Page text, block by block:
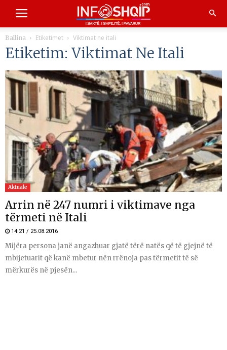
Ballina Etiketimet Viktimat ne itali
Etiketim: Viktimat Ne Itali
Aktuale
Arrin në 247 numri i viktimave nga
tërmeti në Itali
14:21 / 25.08.2016
Mijëra persona janë angazhuar gjatë tërë natës që të gjejnë të
mbijetuarit që kanë mbetur nën rrënoja pas tërmetit të së
mërkurës në pjesën...